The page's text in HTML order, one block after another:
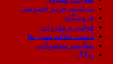
سیاست حریم خصوصی
فروشگاه
قوانین و مقررات
لیست علاقه مندی ها
مقایسه محصولات
وبلاگ